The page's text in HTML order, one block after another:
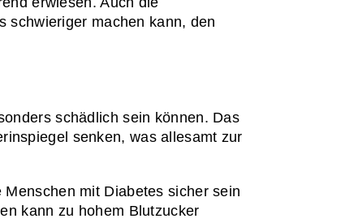
schwieriger machen kann, den
schädlich sein können. Das
senken, was allesamt zur
mit Diabetes sicher sein
kann zu hohem Blutzucker